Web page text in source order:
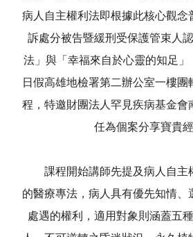
病人自主權利法即根據此核心觀念
訴處分被告暨緩刑受保護管束人
法」與「幸福來自於心靈的知足
日假高雄地檢署第二辦公室一樓團
程，特邀財團法人罕見疾病基金會
任為個案分享寶貴經
課程開始講師先提及病人自主
的醫療專法，病人具有優先知情、
處遇的權利，適用對象則涵蓋五